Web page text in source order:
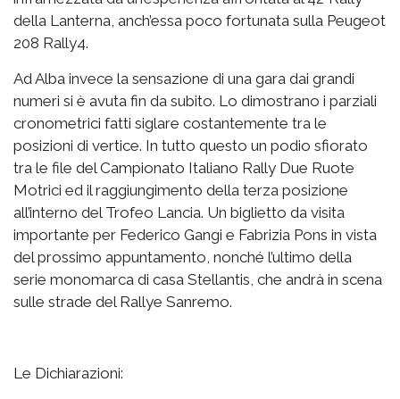
della Lanterna, anch’essa poco fortunata sulla Peugeot
208 Rally4.
Ad Alba invece la sensazione di una gara dai grandi
numeri si è avuta fin da subito. Lo dimostrano i parziali
cronometrici fatti siglare costantemente tra le
posizioni di vertice. In tutto questo un podio sfiorato
tra le file del Campionato Italiano Rally Due Ruote
Motrici ed il raggiungimento della terza posizione
all’interno del Trofeo Lancia. Un biglietto da visita
importante per Federico Gangi e Fabrizia Pons in vista
del prossimo appuntamento, nonché l’ultimo della
serie monomarca di casa Stellantis, che andrà in scena
sulle strade del Rallye Sanremo.
Le Dichiarazioni: